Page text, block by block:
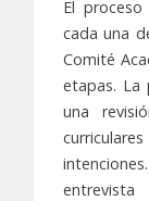
El
cada una
Comité
etapas. La
una
entrevista